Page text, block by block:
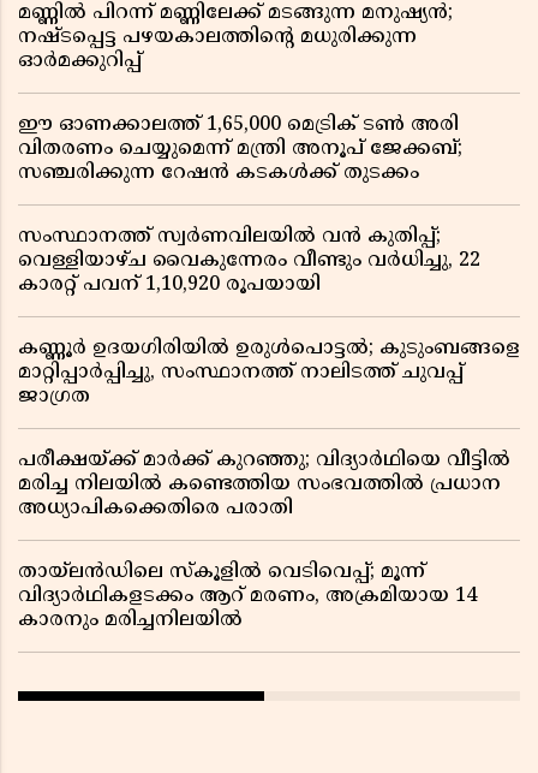
മണ്ണിൽ പിറന്ന് മണ്ണിലേക്ക് മടങ്ങുന്ന മനുഷ്യൻ;
നഷ്ടപ്പെട്ട പഴയകാലത്തിൻ്റെ മധുരിക്കുന്ന
ഓർമക്കുറിപ്പ്
ഈ ഓണക്കാലത്ത് 1,65,000 മെട്രിക് ടൺ അരി
വിതരണം ചെയ്യുമെന്ന് മന്ത്രി അനൂപ് ജേക്കബ്;
സഞ്ചരിക്കുന്ന റേഷൻ കടകൾക്ക് തുടക്കം
സംസ്ഥാനത്ത് സ്വർണവിലയിൽ വൻ കുതിപ്പ്;
വെള്ളിയാഴ്ച വൈകുന്നേരം വീണ്ടും വർധിച്ചു, 22
കാരറ്റ് പവന് 1,10,920 രൂപയായി
കണ്ണൂർ ഉദയഗിരിയിൽ ഉരുൾപൊട്ടൽ; കുടുംബങ്ങളെ
മാറ്റിപ്പാർപ്പിച്ചു, സംസ്ഥാനത്ത് നാലിടത്ത് ചുവപ്പ്
ജാഗ്രത
പരീക്ഷയ്ക്ക് മാർക്ക് കുറഞ്ഞു; വിദ്യാർഥിയെ വീട്ടിൽ
മരിച്ച നിലയിൽ കണ്ടെത്തിയ സംഭവത്തിൽ പ്രധാന
അധ്യാപികക്കെതിരെ പരാതി
തായ്‌ലൻഡിലെ സ്‌കൂളിൽ വെടിവെപ്പ്; മൂന്ന്
വിദ്യാർഥികളടക്കം ആറ് മരണം, അക്രമിയായ 14
കാരനും മരിച്ചനിലയിൽ